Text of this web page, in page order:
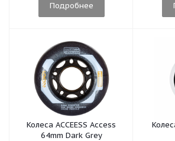
Подробнее
Колеса ACCEESS Access
64mm Dark Grey